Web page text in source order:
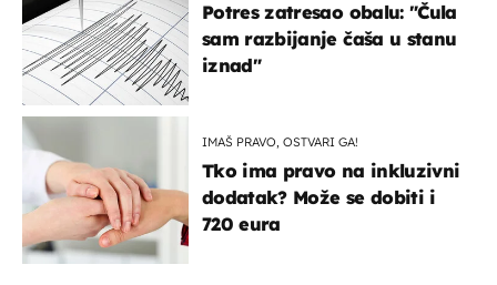
Potres zatresao obalu: "Čula
sam razbijanje čaša u stanu
iznad"
IMAŠ PRAVO, OSTVARI GA!
Tko ima pravo na inkluzivni
dodatak? Može se dobiti i
720 eura